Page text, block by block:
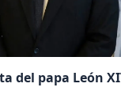
del papa León